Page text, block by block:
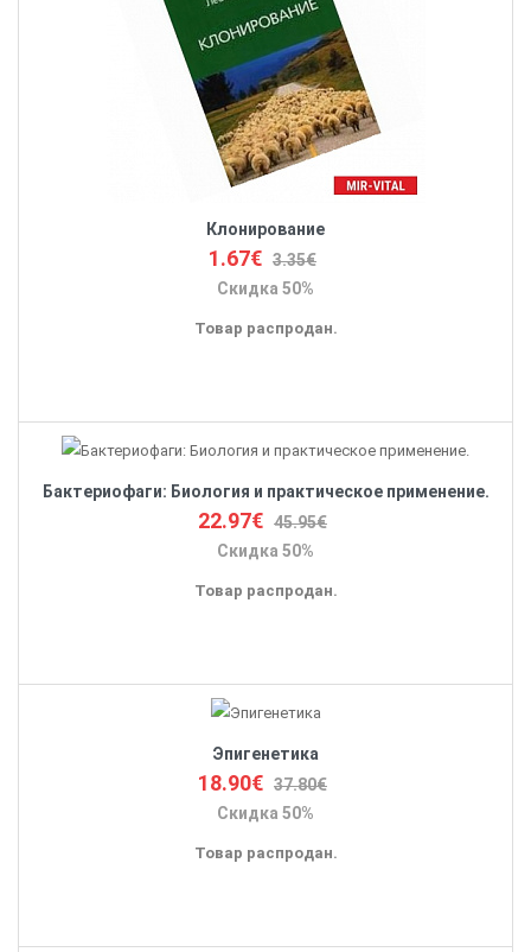
Клонирование
1.67€ 3.35€
Скидка 50%
Товар распродан.
Бактериофаги: Биология и практическое применение.
22.97€ 45.95€
Скидка 50%
Товар распродан.
Эпигенетика
18.90€ 37.80€
Скидка 50%
Товар распродан.